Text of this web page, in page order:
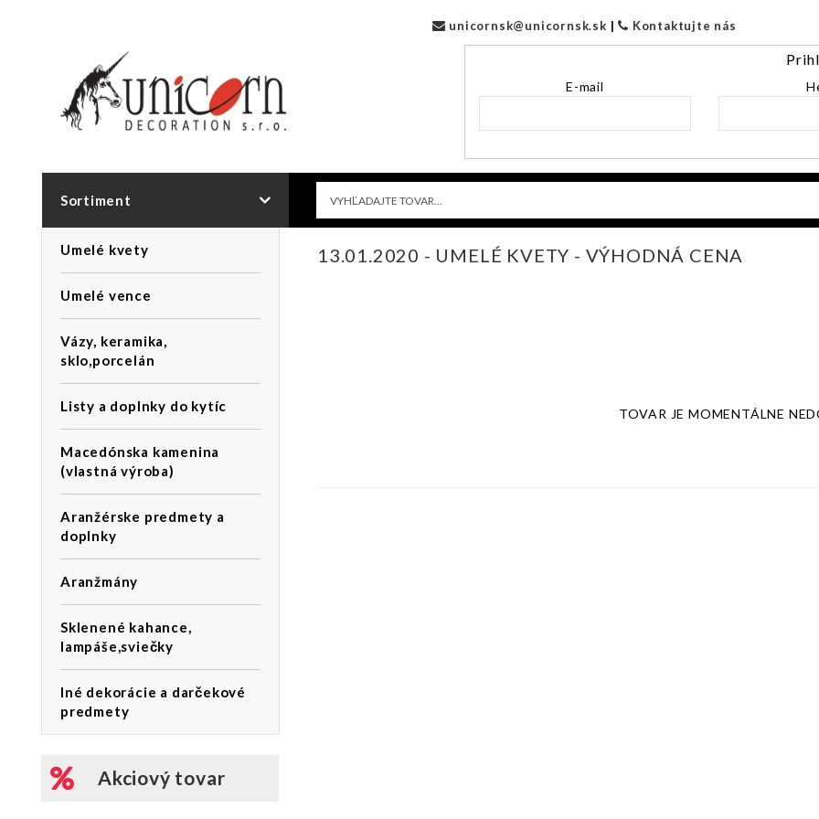
unicornsk@unicornsk.sk | Kontaktujte nás
E-mail
Sortiment
Umelé kvety
Umelé vence
Vázy, keramika,
sklo,porcelán
Listy a doplnky do kytíc
Macedónska kamenina
(vlastná výroba)
Aranžérske predmety a
doplnky
Aranžmány
Sklenené kahance,
lampáše,sviečky
Iné dekorácie a darčekové
predmety
Akciový tovar
13.01.2020 - UMELÉ KVETY - VÝHODNÁ CENA
TOVAR JE MOMENTÁLNE